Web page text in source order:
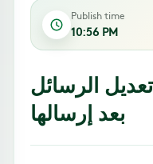
Publish time
10:56 PM
الرسائل
بعد إرسالها